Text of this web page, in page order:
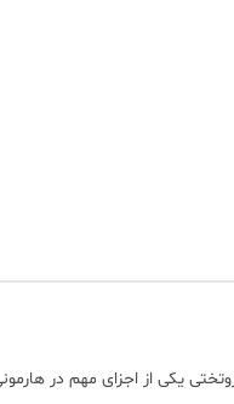
یکی از اجزای مهم در